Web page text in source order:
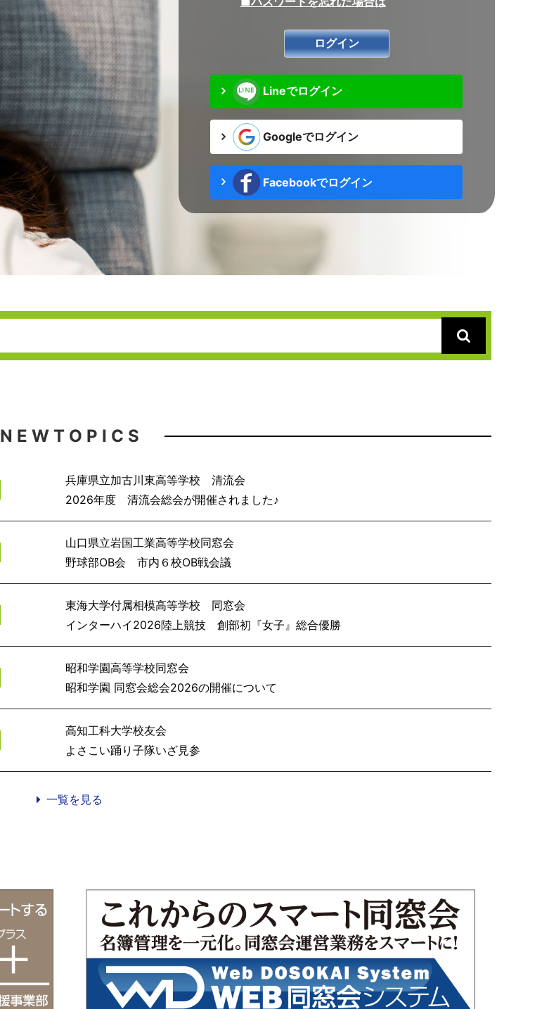
Lineでログイン
Googleでログイン
Facebookでログイン
N E W T O P I C S
兵庫県立加古川東高等学校 清流会
2026年度 清流会総会が開催されました♪
山口県立岩国工業高等学校同窓会
野球部OB会 市内６校OB戦会議
東海大学付属相模高等学校 同窓会
インターハイ2026陸上競技 創部初『女子』総合優勝
昭和学園高等学校同窓会
昭和学園 同窓会総会2026の開催について
高知工科大学校友会
よさこい踊り子隊いざ見参
一覧を見る